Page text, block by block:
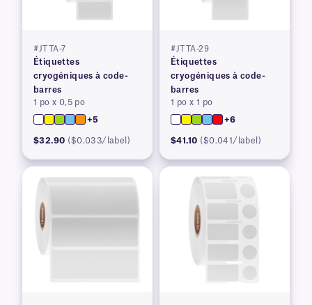
#JTTA-7
Étiquettes
cryogéniques à code-
barres
1 po x 0,5 po
+5
$32.90 ($0.033/label)
#JTTA-29
Étiquettes
cryogéniques à code-
barres
1 po x 1 po
+6
$41.10 ($0.041/label)